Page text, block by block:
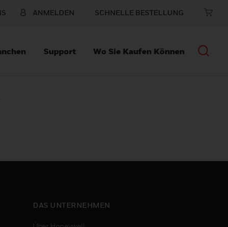
ANMELDEN SCHNELLE BESTELLUNG
Support Wo Sie Kaufen Können
DAS UNTERNEHMEN